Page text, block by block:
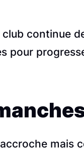
continue
pour
mais